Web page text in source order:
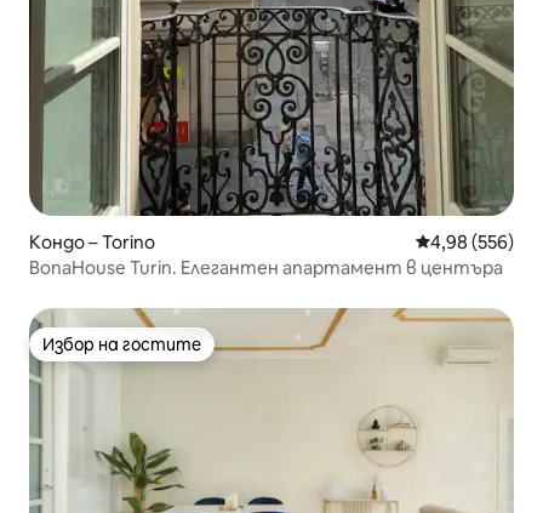
Кондо – Torino Средна
4,98 (556)
BonaHouse Turin. Елегантен апартамент в центъра
Избор на гостите
Избор на гостите